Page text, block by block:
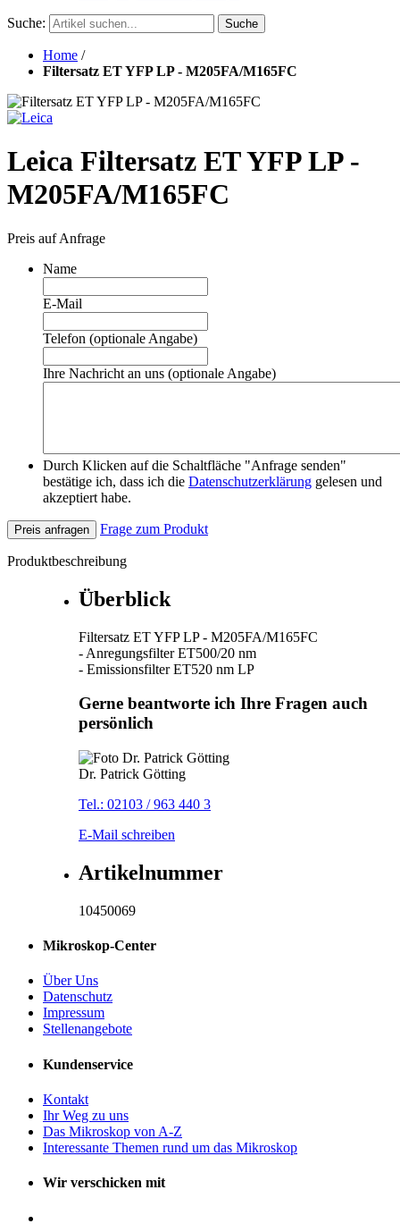
Suche: Suche
Home /
Filtersatz ET YFP LP - M205FA/M165FC
Leica Filtersatz ET YFP LP -
M205FA/M165FC
Preis auf Anfrage
Name
E-Mail
Telefon (optionale Angabe)
Ihre Nachricht an uns (optionale Angabe)
Durch Klicken auf die Schaltfläche "Anfrage senden"
bestätige ich, dass ich die Datenschutzerklärung gelesen und
akzeptiert habe.
Preis anfragen Frage zum Produkt
Produktbeschreibung
Überblick
Filtersatz ET YFP LP - M205FA/M165FC
- Anregungsfilter ET500/20 nm
- Emissionsfilter ET520 nm LP
Gerne beantworte ich Ihre Fragen auch
persönlich
Dr. Patrick Götting
Tel.: 02103 / 963 440 3
E-Mail schreiben
Artikelnummer
10450069
Mikroskop-Center
Über Uns
Datenschutz
Impressum
Stellenangebote
Kundenservice
Kontakt
Ihr Weg zu uns
Das Mikroskop von A-Z
Interessante Themen rund um das Mikroskop
Wir verschicken mit